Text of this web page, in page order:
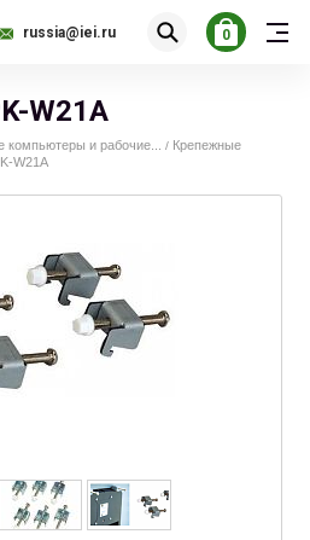
russia@iei.ru 0
W21A
компьютеры и рабочие... / Крепежные
W21A